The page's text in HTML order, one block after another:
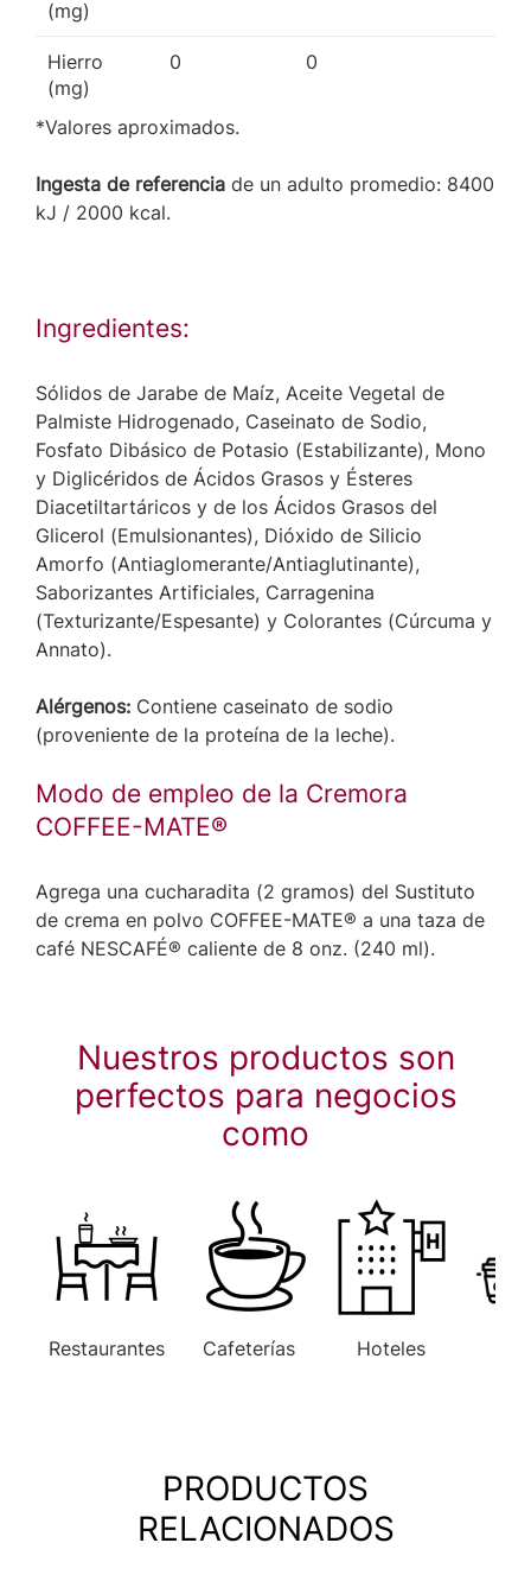
(mg)
Hierro
(mg)
0 0
*Valores aproximados.
Ingesta de referencia de un adulto promedio: 8400
kJ / 2000 kcal.
Ingredientes:
Sólidos de Jarabe de Maíz, Aceite Vegetal de
Palmiste Hidrogenado, Caseinato de Sodio,
Fosfato Dibásico de Potasio (Estabilizante), Mono
y Diglicéridos de Ácidos Grasos y Ésteres
Diacetiltartáricos y de los Ácidos Grasos del
Glicerol (Emulsionantes), Dióxido de Silicio
Amorfo (Antiaglomerante/Antiaglutinante),
Saborizantes Artificiales, Carragenina
(Texturizante/Espesante) y Colorantes (Cúrcuma y
Annato).
Alérgenos: Contiene caseinato de sodio
(proveniente de la proteína de la leche).
Modo de empleo de la Cremora
COFFEE-MATE®
Agrega una cucharadita (2 gramos) del Sustituto
de crema en polvo COFFEE-MATE® a una taza de
café NESCAFÉ® caliente de 8 onz. (240 ml).
Nuestros productos son
perfectos para negocios
como
Restaurantes Cafeterías Hoteles
PRODUCTOS
RELACIONADOS